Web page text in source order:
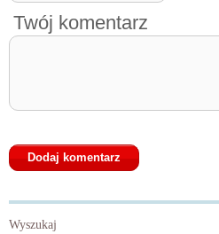
Twój komentarz
Wyszukaj